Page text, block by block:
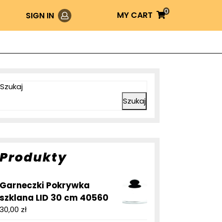
SIGN IN Login MY CART
MY
0
Szukaj
Szukaj
Produkty
Garneczki Pokrywka
szklana LID 30 cm 40560
30,00 zł